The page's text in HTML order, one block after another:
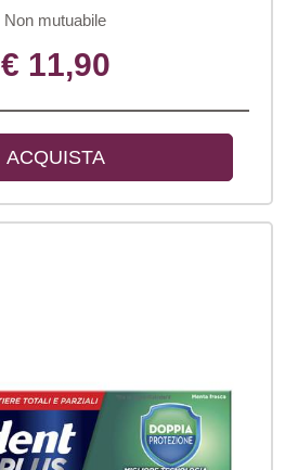
Non mutuabile
€ 11,90
ACQUISTA